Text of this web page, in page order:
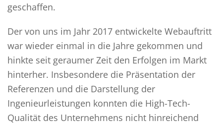
geschaffen.
Der von uns im Jahr 2017 entwickelte Webauftritt
war wieder einmal in die Jahre gekommen und
hinkte seit geraumer Zeit den Erfolgen im Markt
hinterher. Insbesondere die Präsentation der
Referenzen und die Darstellung der
Ingenieurleistungen konnten die High-Tech-
Qualität des Unternehmens nicht hinreichend